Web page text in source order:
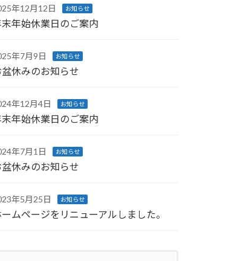
年12月12日 お知らせ
年始休業日のご案内
年7月9日 お知らせ
盆休みのお知らせ
年12月4日 お知らせ
年始休業日のご案内
年7月1日 お知らせ
盆休みのお知らせ
年5月25日 お知らせ
ームページをリニューアルしました。